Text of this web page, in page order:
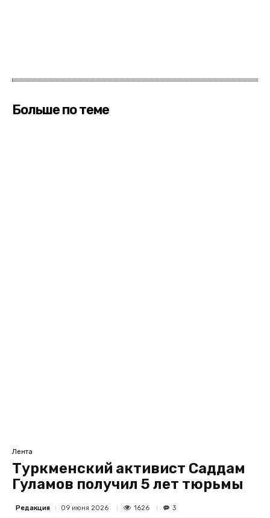
Больше по теме